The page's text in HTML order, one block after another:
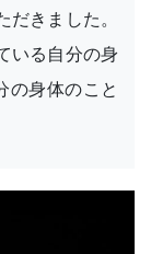
きました。
いる自分の身
の身体のこと